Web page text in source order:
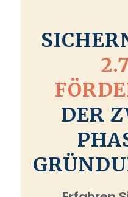
DER